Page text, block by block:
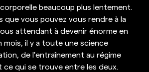
beaucoup plus lentement.
que vous pouvez vous rendre à la
attendant à devenir énorme en
mois, il y a toute une science
de l'entraînement au régime
qui se trouve entre les deux.